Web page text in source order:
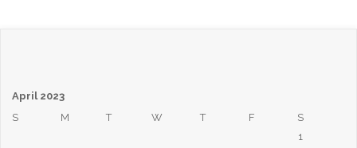
April 2023
S
M T W T F
S
1